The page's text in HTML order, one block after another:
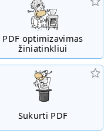
PDF optimizavimas
žiniatinkliui
Sukurti PDF